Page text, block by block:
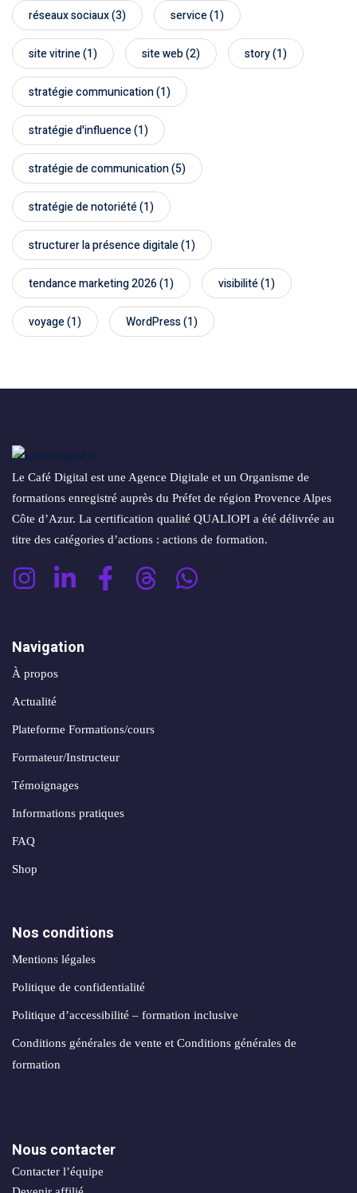
réseaux sociaux(3) service(1)
site vitrine(1) site web(2) story(1)
stratégie communication(1)
stratégie d'influence(1)
stratégie de communication(5)
stratégie de notoriété(1)
structurer la présence digitale(1)
tendance marketing 2026(1) visibilité(1)
voyage(1) WordPress(1)
Le Café Digital est une Agence Digitale et un Organisme de
formations enregistré auprès du Préfet de région Provence Alpes
Côte d’Azur. La certification qualité QUALIOPI a été délivrée au
titre des catégories d’actions : actions de formation.
Navigation
À propos
Actualité
Plateforme Formations/cours
Formateur/Instructeur
Témoignages
Informations pratiques
FAQ
Shop
Nos conditions
Mentions légales
Politique de confidentialité
Politique d’accessibilité – formation inclusive
Conditions générales de vente et Conditions générales de
formation
Nous contacter
Contacter l’équipe